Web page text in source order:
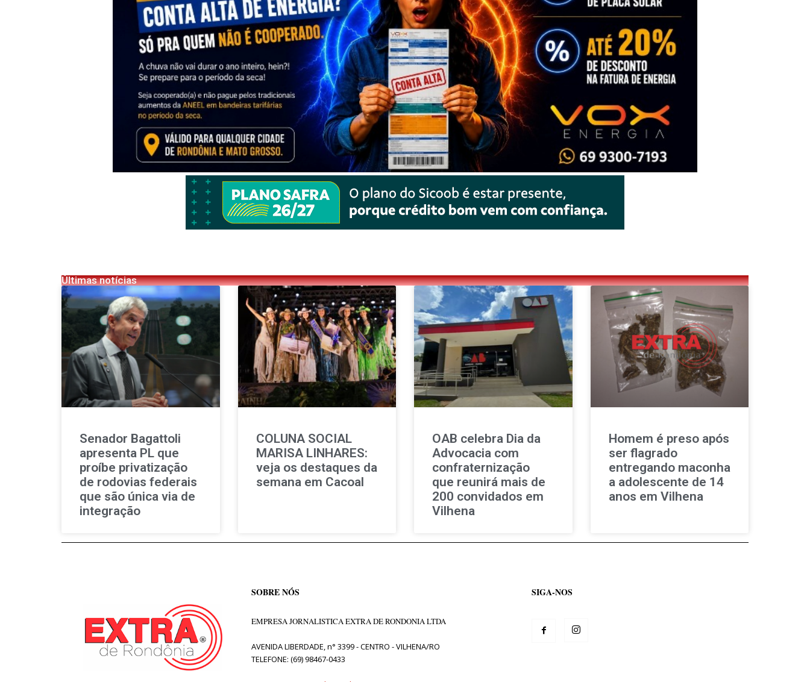
Últimas notícias
Senador Bagattoli
apresenta PL que
proíbe privatização
de rodovias federais
que são única via de
integração
COLUNA SOCIAL
MARISA LINHARES:
veja os destaques da
semana em Cacoal
OAB celebra Dia da
Advocacia com
confraternização
que reunirá mais de
200 convidados em
Vilhena
Homem é preso após
ser flagrado
entregando maconha
a adolescente de 14
anos em Vilhena
SOBRE NÓS
EMPRESA JORNALISTICA EXTRA DE RONDONIA LTDA
AVENIDA LIBERDADE, n° 3399 - CENTRO - VILHENA/RO
TELEFONE: (69) 98467-0433
SIGA-NOS